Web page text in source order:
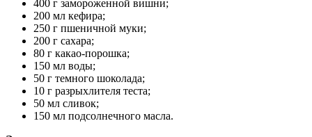
400 г замороженной вишни;
200 мл кефира;
250 г пшеничной муки;
200 г сахара;
80 г какао-порошка;
150 мл воды;
50 г темного шоколада;
10 г разрыхлителя теста;
50 мл сливок;
150 мл подсолнечного масла.